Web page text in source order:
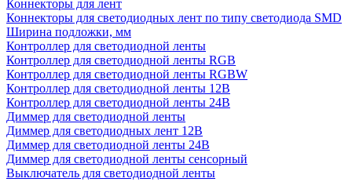
Коннекторы для лент
Коннекторы для светодиодных лент по типу светодиода SMD
Ширина подложки, мм
Контроллер для светодиодной ленты
Контроллер для светодиодной ленты RGB
Контроллер для светодиодной ленты RGBW
Контроллер для светодиодной ленты 12В
Контроллер для светодиодной ленты 24В
Диммер для светодиодной ленты
Диммер для светодиодных лент 12В
Диммер для светодиодной ленты 24В
Диммер для светодиодной ленты сенсорный
Выключатель для светодиодной ленты